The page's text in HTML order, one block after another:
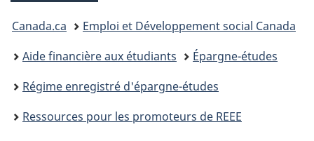
Vous
êtes
ici :
Canada.ca
Emploi et Développement social Canada
Aide financière aux étudiants
Épargne-études
Régime enregistré d'épargne-études
Ressources pour les promoteurs de REEE